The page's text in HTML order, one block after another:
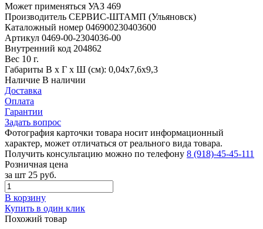
Может применяться УАЗ 469
Производитель СЕРВИС-ШТАМП (Ульяновск)
Каталожный номер 046900230403600
Артикул 0469-00-2304036-00
Внутренний код 204862
Вес 10 г.
Габариты В х Г х Ш (см): 0,04х7,6х9,3
Наличие В наличии
Доставка
Оплата
Гарантии
Задать вопрос
Фотография карточки товара носит информационный
характер, может отличаться от реального вида товара.
Получить консультацию можно по телефону 8 (918)-45-45-111
Розничная цена
за шт 25 руб.
В корзину
Купить в один клик
Похожий товар